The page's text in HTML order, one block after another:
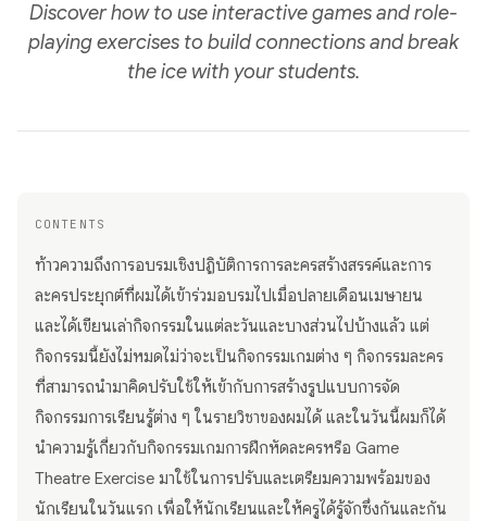
Discover how to use interactive games and role-
playing exercises to build connections and break
the ice with your students.
CONTENTS
ท้าวความถึงการอบรมเชิงปฏิบัติการการละครสร้างสรรค์และการ
ละครประยุกต์ที่ผมได้เข้าร่วมอบรมไปเมื่อปลายเดือนเมษายน
และได้เขียนเล่ากิจกรรมในแต่ละวันและบางส่วนไปบ้างแล้ว แต่
กิจกรรมนี้ยังไม่หมดไม่ว่าจะเป็นกิจกรรมเกมต่าง ๆ กิจกรรมละคร
ที่สามารถนำมาคิดปรับใช้ให้เข้ากับการสร้างรูปแบบการจัด
กิจกรรมการเรียนรู้ต่าง ๆ ในรายวิชาของผมได้ และในวันนี้ผมก็ได้
นำความรู้เกี่ยวกับกิจกรรมเกมการฝึกหัดละครหรือ Game
Theatre Exercise มาใช้ในการปรับและเตรียมความพร้อมของ
นักเรียนในวันแรก เพื่อให้นักเรียนและให้ครูได้รู้จักซึ่งกันและกัน